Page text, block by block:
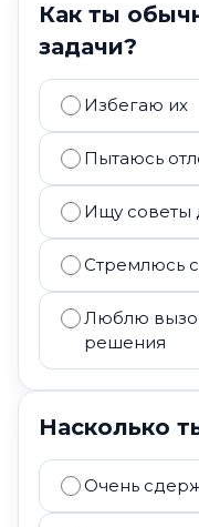
Как ты
задачи?
Избегаю их
Пытаюсь
Ищу советы
Стремлюсь
Люблю
решения
Насколько
Очень